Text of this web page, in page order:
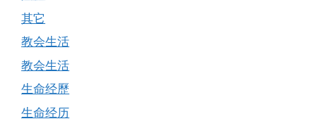
其它
教会生活
教会生活
生命经歷
生命经历